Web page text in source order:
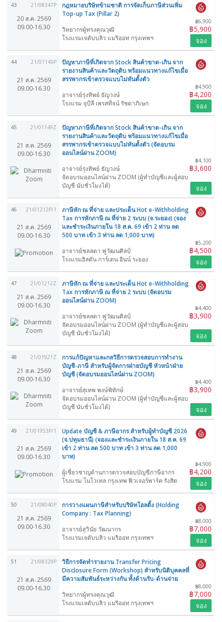
43 21/08347P
20 ส.ค. 2569
09.00-16.30
กฎหมายบริษัทข้ามชาติ การจัดเก็บภาษีส่วนเพิ่ม
Top-up Tax (Pillar 2)
฿6,900
฿5,900
วิทยากรผู้ทรงคุณวุฒิ
โรงแรมเจดับบลิว แมริออท กรุงเทพฯ
จอง
44 21/01149P
21 ส.ค. 2569
09.00-16.30
ปัญหาภาษีที่เกิดจาก Stock สินค้าขาด-เกิน จาก
รายงานสินค้าและวัตถุดิบ พร้อมแนวทางแก้ไขเมื่อ
สรรพากรเข้าตรวจแบบไม่ทันตั้งตัว
฿4,900
฿4,200
อาจารย์รุ่งทิพย์ ธัญวงษ์
โรงแรม จุบีลี เพรสทีจน์ รัชดาภิเษก
จอง
45 21/01149Z
21 ส.ค. 2569
09.00-16.30
ปัญหาภาษีที่เกิดจาก Stock สินค้าขาด-เกิน จาก
รายงานสินค้าและวัตถุดิบ พร้อมแนวทางแก้ไขเมื่อ
สรรพากรเข้าตรวจแบบไม่ทันตั้งตัว (จัดอบรม
ออนไลน์ผ่าน ZOOM)
฿4,100
฿3,600
อาจารย์รุ่งทิพย์ ธัญวงษ์
จัดอบรมออนไลน์ผ่าน ZOOM (ผู้ทำบัญชีและผู้สอบ
บัญชี นับชั่วโมงได้)
จอง
46 21/01212P/1
21 ส.ค. 2569
09.00-16.30
ภาษีหัก ณ ที่จ่าย และประเด็น Hot e-Withholding
Tax การหักภาษี ณ ที่จ่าย 2 ระบบ (จ.ระยอง) (จอง
และชำระเงินภายใน 18 ส.ค. 69 เข้า 2 ท่าน ลด
500 บาท เข้า 3 ท่าน ลด 1,000 บาท)
฿5,200
฿4,500
อาจารย์ชลลดา ฟูวัฒนศิลป์
โรงแรมฮิลตัน การ์เดน อินน์ ระยอง
จอง
47 21/01212Z
21 ส.ค. 2569
09.00-16.30
ภาษีหัก ณ ที่จ่าย และประเด็น Hot e-Withholding
Tax การหักภาษี ณ ที่จ่าย 2 ระบบ (จัดอบรม
ออนไลน์ผ่าน ZOOM)
฿4,400
฿3,900
อาจารย์ชลลดา ฟูวัฒนศิลป์
จัดอบรมออนไลน์ผ่าน ZOOM (ผู้ทำบัญชีและผู้สอบ
บัญชี นับชั่วโมงได้)
จอง
48 21/01921Z
21 ส.ค. 2569
09.00-16.30
การแก้ปัญหาและกลวิธีการตรวจสอบการทำงาน
บัญชี-ภาษี สำหรับผู้จัดการฝ่ายบัญชี หัวหน้าฝ่าย
บัญชี (จัดอบรมออนไลน์ผ่าน ZOOM)
฿4,400
฿3,900
อาจารย์สุเทพ พงษ์พิทักษ์
จัดอบรมออนไลน์ผ่าน ZOOM (ผู้ทำบัญชีและผู้สอบ
บัญชี นับชั่วโมงได้)
จอง
49 21/01953P/1
21 ส.ค. 2569
09.00-16.30
Update บัญชี & ภาษีอากร สำหรับผู้ทำบัญชี 2026
(จ.ปทุมธานี) (จองและชำระเงินภายใน 18 ส.ค. 69
เข้า 2 ท่าน ลด 500 บาท เข้า 3 ท่าน ลด 1,000
บาท)
฿4,900
฿4,200
ผู้เชี่ยวชาญด้านการตรวจสอบบัญชีภาษีอากร
โรงแรม โนโวเทล กรุงเทพ ฟิวเจอร์พาร์ค รังสิต
จอง
50 21/08040P
21 ส.ค. 2569
09.00-16.30
การวางแผนภาษีสำหรับบริษัทโฮลดิ้ง (Holding
Company : Tax Planning)
฿8,000
฿7,000
อาจารย์สุวินัย วัฒนากร
โรงแรมเจดับบลิว แมริออท กรุงเทพฯ
จอง
51 21/08329P
21 ส.ค. 2569
09.00-16.30
วิธีการจัดทำรายงาน Transfer Pricing
Disclosure Form (Workshop) สำหรับนิติบุคคลที่
มีความสัมพันธ์ระหว่างกัน ทั้งด้านรับ-ด้านจ่าย
฿8,000
฿7,000
วิทยากรผู้ทรงคุณวุฒิ
โรงแรมเจดับบลิว แมริออท กรุงเทพฯ
จอง